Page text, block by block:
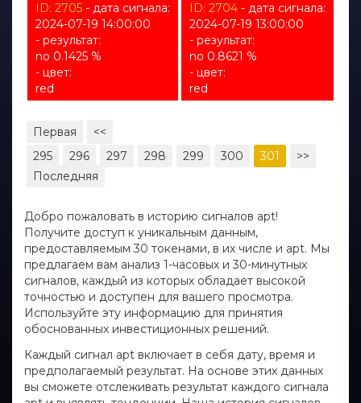
ID: 2705 - дата сигнала:
2024-07-19 14:00:00
- результат:
no 0.1425 %
- цвет:
red
ID: 2704 - дата сигнала:
2024-07-19 13:00:00
- результат:
no 0.8621 %
- цвет:
red
Первая
<<
295
296 297 298 299 300 301
>>
Последняя
Добро пожаловать в историю сигналов apt!
Получите доступ к уникальным данным,
предоставляемым 30 токенами, в их числе и apt. Мы
предлагаем вам анализ 1-часовых и 30-минутных
сигналов, каждый из которых обладает высокой
точностью и доступен для вашего просмотра.
Используйте эту информацию для принятия
обоснованных инвестиционных решений.
Каждый сигнал apt включает в себя дату, время и
предполагаемый результат. На основе этих данных
вы сможете отслеживать результат каждого сигнала